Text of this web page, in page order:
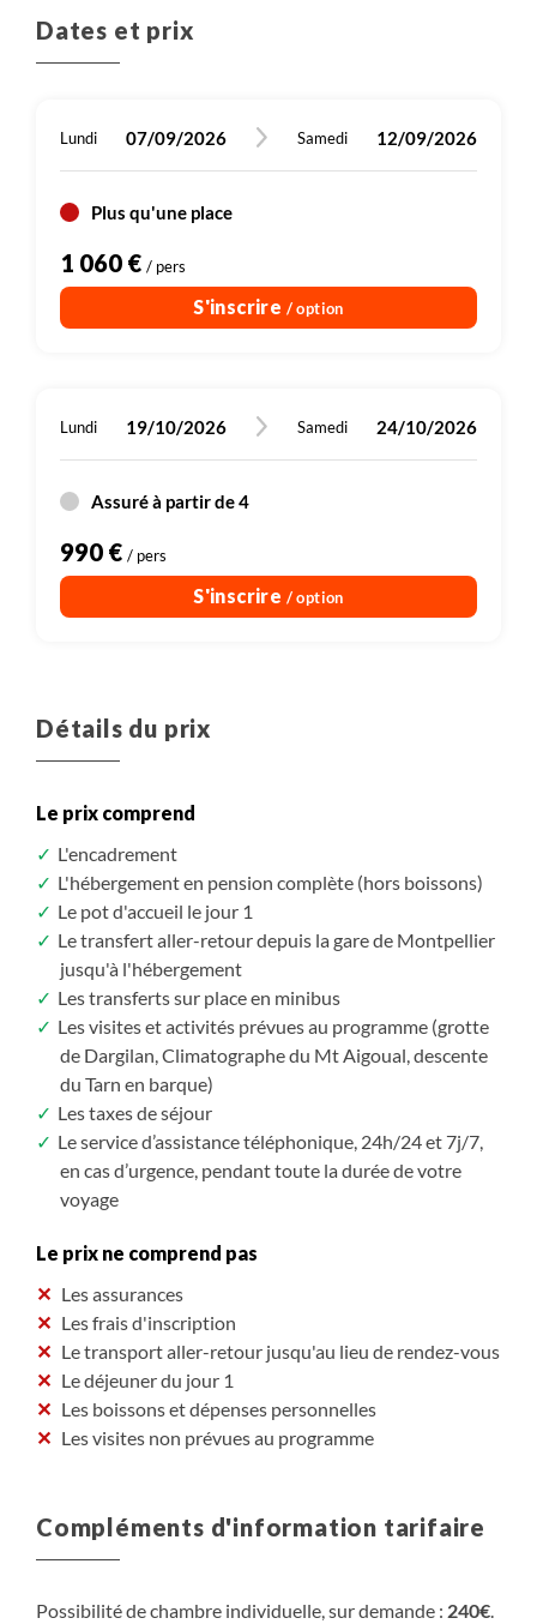
Dans les deux cas prévoir un laps de temps entre
Dates et prix
Lundi 07/09/2026 Samedi 12/09/2026
Plus qu'une place
1 060 € / pers
S'inscrire / option
Lundi 19/10/2026 Samedi 24/10/2026
Assuré à partir de 4
990 € / pers
S'inscrire / option
Détails du prix
Le prix comprend
L'encadrement
L'hébergement en pension complète (hors boissons)
Le pot d'accueil le jour 1
Le transfert aller-retour depuis la gare de Montpellier
jusqu'à l'hébergement
Les transferts sur place en minibus
Les visites et activités prévues au programme (grotte
de Dargilan, Climatographe du Mt Aigoual, descente
du Tarn en barque)
Les taxes de séjour
Le service d’assistance téléphonique, 24h/24 et 7j/7,
en cas d’urgence, pendant toute la durée de votre
voyage
Le prix ne comprend pas
Les assurances
Les frais d'inscription
Le transport aller-retour jusqu'au lieu de rendez-vous
Le déjeuner du jour 1
Les boissons et dépenses personnelles
Les visites non prévues au programme
Compléments d'information tarifaire
Possibilité de chambre individuelle, sur demande : 240€.